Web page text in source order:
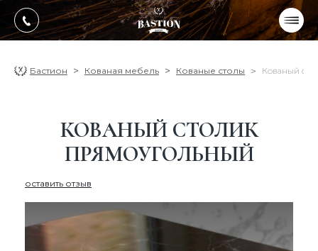
ПРОДУКЦИЯ
О компании
Оплата, доставка
Контакти
Бастион Кованая мебель Кованые столы Кованый
КОВАНЫЙ СТОЛИК
ПРЯМОУГОЛЬНЫЙ
оставить отзыв